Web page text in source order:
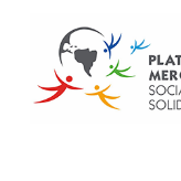
content